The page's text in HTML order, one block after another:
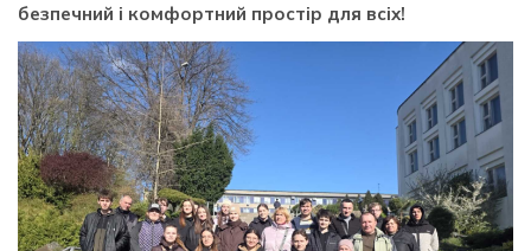
безпечний і комфортний простір для всіх!